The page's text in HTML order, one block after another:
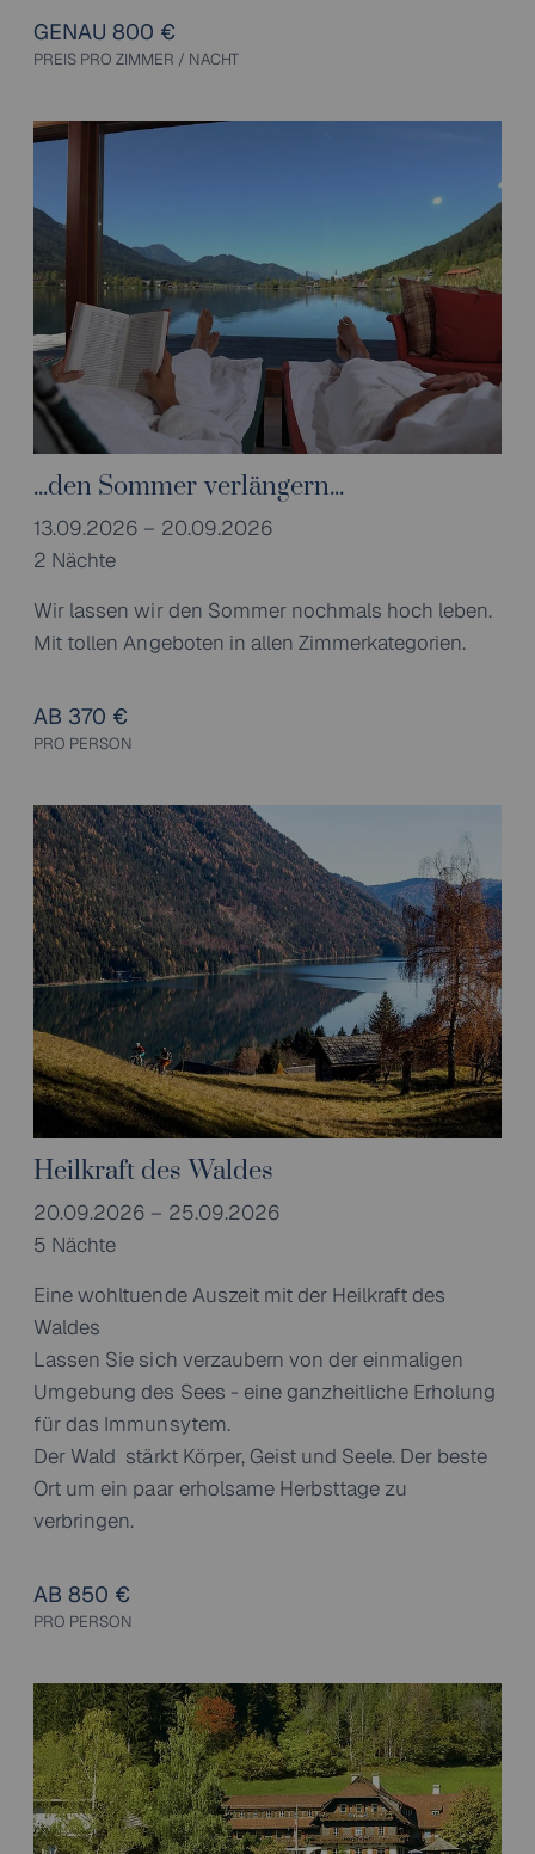
GENAU 800 €
PREIS PRO ZIMMER / NACHT
...den Sommer verlängern...
13.09.2026 – 20.09.2026
2 Nächte
Wir lassen wir den Sommer nochmals hoch leben.
Mit tollen Angeboten in allen Zimmerkategorien.
AB 370 €
PRO PERSON
Heilkraft des Waldes
20.09.2026 – 25.09.2026
5 Nächte
Eine wohltuende Auszeit mit der Heilkraft des
Waldes
Lassen Sie sich verzaubern von der einmaligen
Umgebung des Sees - eine ganzheitliche Erholung
für das Immunsytem.
Der Wald stärkt Körper, Geist und Seele. Der beste
Ort um ein paar erholsame Herbsttage zu
verbringen.
AB 850 €
PRO PERSON